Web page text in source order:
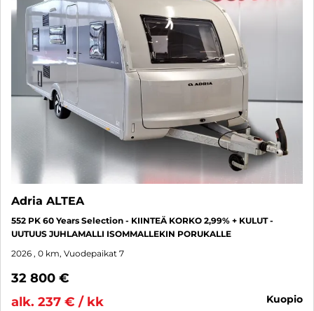
Adria ALTEA
552 PK 60 Years Selection - KIINTEÄ KORKO 2,99% + KULUT -
UUTUUS JUHLAMALLI ISOMMALLEKIN PORUKALLE
2026 , 0 km, Vuodepaikat 7
32 800 €
alk. 237 € / kk
kuopio